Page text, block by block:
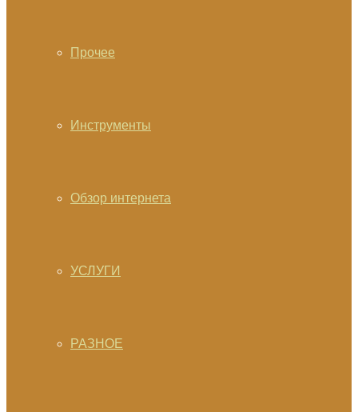
Прочее
Инструменты
Обзор интернета
УСЛУГИ
РАЗНОЕ